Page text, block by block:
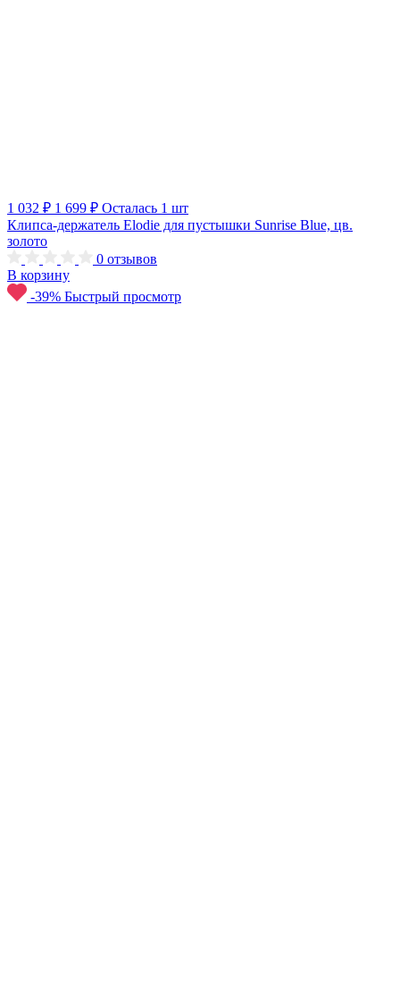
1 032 ₽ 1 699 ₽ Осталась 1 шт
Клипса-держатель Elodie для пустышки Sunrise Blue, цв.
золото
0 отзывов
В корзину
-39% Быстрый просмотр